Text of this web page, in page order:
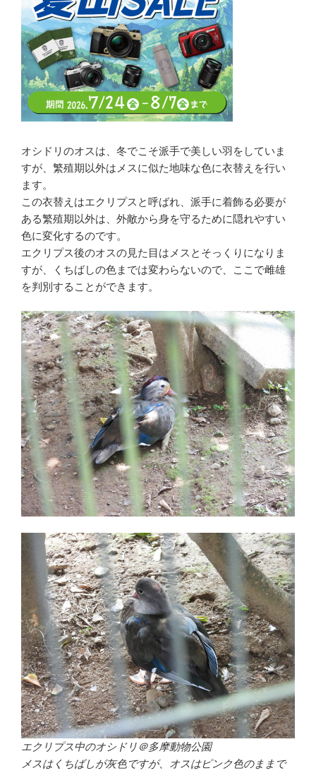
オシドリのオスは、冬でこそ派手で美しい羽をしていま
すが、繁殖期以外はメスに似た地味な色に衣替えを行い
ます。
この衣替えはエクリプスと呼ばれ、派手に着飾る必要が
ある繁殖期以外は、外敵から身を守るために隠れやすい
色に変化するのです。
エクリプス後のオスの見た目はメスとそっくりになりま
すが、くちばしの色までは変わらないので、ここで雌雄
を判別することができます。
エクリプス中のオシドリ＠多摩動物公園
メスはくちばしが灰色ですが、オスはピンク色のままで